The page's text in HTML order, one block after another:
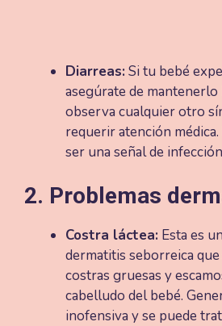
Diarreas: Si tu bebé
asegúrate de
observa cualquier otro
requerir atención
ser una señal de
2. Problemas
Costra láctea: Esta es
dermatitis seborreica
costras gruesas y
cabelludo del bebé.
inofensiva y se puede